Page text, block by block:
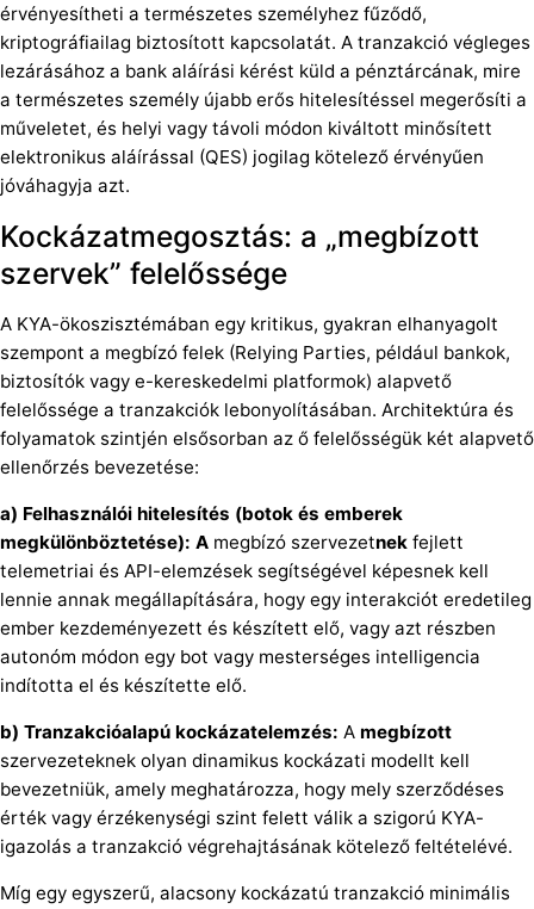
érvényesítheti a természetes személyhez fűződő,
kriptográfiailag biztosított kapcsolatát. A tranzakció végleges
lezárásához a bank aláírási kérést küld a pénztárcának, mire
a természetes személy újabb erős hitelesítéssel megerősíti a
műveletet, és helyi vagy távoli módon kiváltott minősített
elektronikus aláírással (QES) jogilag kötelező érvényűen
jóváhagyja azt.
Kockázatmegosztás: a „megbízott
szervek” felelőssége
A KYA-ökoszisztémában egy kritikus, gyakran elhanyagolt
szempont a megbízó felek (Relying Parties, például bankok,
biztosítók vagy e-kereskedelmi platformok) alapvető
felelőssége a tranzakciók lebonyolításában. Architektúra és
folyamatok szintjén elsősorban az ő felelősségük két alapvető
ellenőrzés bevezetése:
a) Felhasználói hitelesítés (botok és emberek
megkülönböztetése): A megbízó szervezetnek fejlett
telemetriai és API-elemzések segítségével képesnek kell
lennie annak megállapítására, hogy egy interakciót eredetileg
ember kezdeményezett és készített elő, vagy azt részben
autonóm módon egy bot vagy mesterséges intelligencia
indította el és készítette elő.
b) Tranzakcióalapú kockázatelemzés: A megbízott
szervezeteknek olyan dinamikus kockázati modellt kell
bevezetniük, amely meghatározza, hogy mely szerződéses
érték vagy érzékenységi szint felett válik a szigorú KYA-
igazolás a tranzakció végrehajtásának kötelező feltételévé.
Míg egy egyszerű, alacsony kockázatú tranzakció minimális